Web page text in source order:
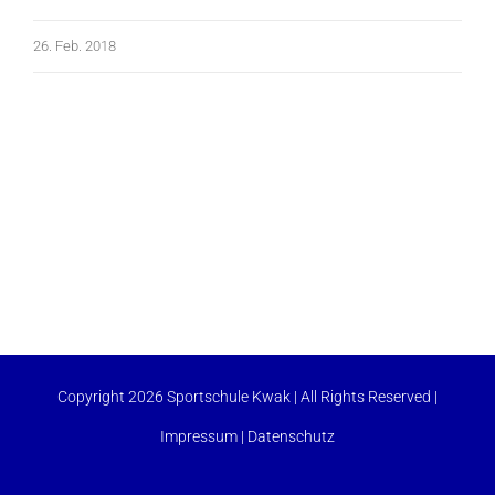
26. Feb. 2018
Copyright 2026 Sportschule Kwak | All Rights Reserved |
Impressum | Datenschutz